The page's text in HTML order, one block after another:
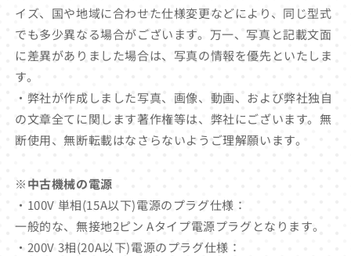
イズ、国や地域に合わせた仕様変更などにより、同じ型式
でも多少異なる場合がございます。万一、写真と記載文面
に差異がありました場合は、写真の情報を優先といたしま
す。
・弊社が作成しました写真、画像、動画、および弊社独自
の文章全てに関します著作権等は、弊社にございます。無
断使用、無断転載はなさらないようご理解願います。
※中古機械の電源
・100V 単相(15A以下)電源のプラグ仕様：
一般的な、無接地2ピン Aタイプ電源プラグとなります。
・200V 3相(20A以下)電源のプラグ仕様：